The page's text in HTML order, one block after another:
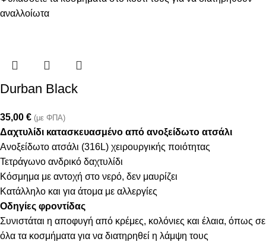
αναλλοίωτα
Durban Black
35,00 € (με ΦΠΑ)
Δαχτυλίδι κατασκευασμένο από ανοξείδωτο ατσάλι
Ανοξείδωτο ατσάλι (316L) χειρουργικής ποιότητας
Τετράγωνο ανδρικό δαχτυλίδι
Κόσμημα με αντοχή στο νερό, δεν μαυρίζει
Κατάλληλο και για άτομα με αλλεργίες
Οδηγίες φροντίδας
Συνιστάται η αποφυγή από κρέμες, κολόνιες και έλαια, όπως σε
όλα τα κοσμήματα για να διατηρηθεί η λάμψη τους